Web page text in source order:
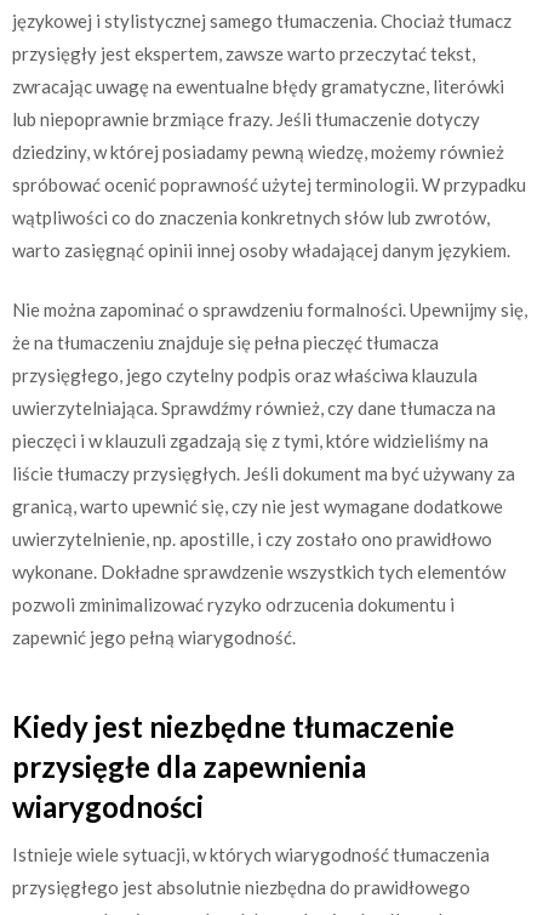
językowej i stylistycznej samego tłumaczenia. Chociaż tłumacz
przysięgły jest ekspertem, zawsze warto przeczytać tekst,
zwracając uwagę na ewentualne błędy gramatyczne, literówki
lub niepoprawnie brzmiące frazy. Jeśli tłumaczenie dotyczy
dziedziny, w której posiadamy pewną wiedzę, możemy również
spróbować ocenić poprawność użytej terminologii. W przypadku
wątpliwości co do znaczenia konkretnych słów lub zwrotów,
warto zasięgnąć opinii innej osoby władającej danym językiem.
Nie można zapominać o sprawdzeniu formalności. Upewnijmy się,
że na tłumaczeniu znajduje się pełna pieczęć tłumacza
przysięgłego, jego czytelny podpis oraz właściwa klauzula
uwierzytelniająca. Sprawdźmy również, czy dane tłumacza na
pieczęci i w klauzuli zgadzają się z tymi, które widzieliśmy na
liście tłumaczy przysięgłych. Jeśli dokument ma być używany za
granicą, warto upewnić się, czy nie jest wymagane dodatkowe
uwierzytelnienie, np. apostille, i czy zostało ono prawidłowo
wykonane. Dokładne sprawdzenie wszystkich tych elementów
pozwoli zminimalizować ryzyko odrzucenia dokumentu i
zapewnić jego pełną wiarygodność.
Kiedy jest niezbędne tłumaczenie
przysięgłe dla zapewnienia
wiarygodności
Istnieje wiele sytuacji, w których wiarygodność tłumaczenia
przysięgłego jest absolutnie niezbędna do prawidłowego